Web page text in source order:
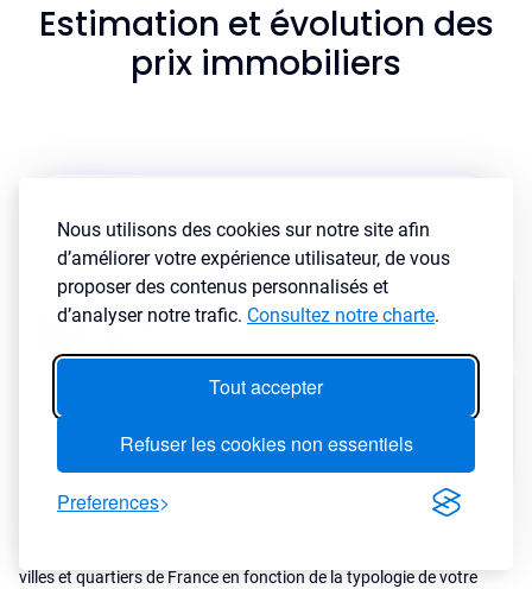
Nous utilisons des cookies sur notre site afin
d’améliorer votre expérience utilisateur, de vous
proposer des contenus personnalisés et
d’analyser notre trafic. Consultez notre charte.
Tout accepter
Refuser les cookies non essentiels
Preferences
Estimation et évolution des
prix immobiliers
villes et quartiers de France en fonction de la typologie de votre